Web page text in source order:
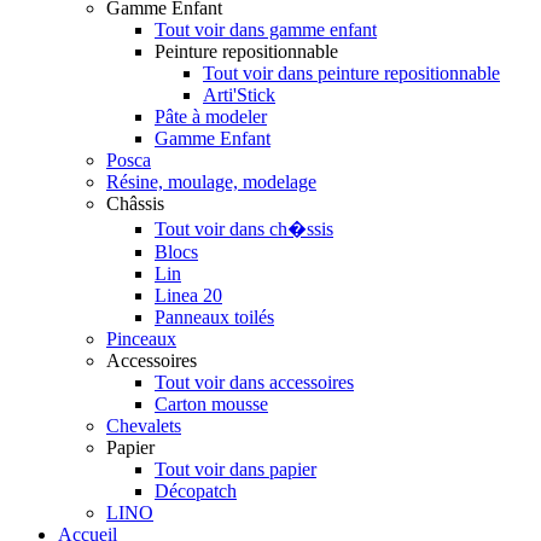
Gamme Enfant
Tout voir dans gamme enfant
Peinture repositionnable
Tout voir dans peinture repositionnable
Arti'Stick
Pâte à modeler
Gamme Enfant
Posca
Résine, moulage, modelage
Châssis
Tout voir dans ch�ssis
Blocs
Lin
Linea 20
Panneaux toilés
Pinceaux
Accessoires
Tout voir dans accessoires
Carton mousse
Chevalets
Papier
Tout voir dans papier
Décopatch
LINO
Accueil